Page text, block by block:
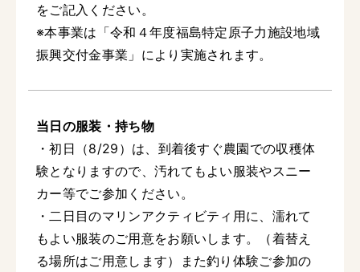
をご記入ください。
※本事業は「令和４年度福島特定原子力施設地域
振興交付金事業」により実施されます。
当日の服装・持ち物
・初日（8/29）は、到着後すぐ農園での収穫体
験となりますので、汚れてもよい服装やスニー
カー等でご参加ください。
・二日目のマリンアクティビティ用に、濡れて
もよい服装のご用意をお願いします。（着替え
る場所はご用意します）また釣り体験ご参加の